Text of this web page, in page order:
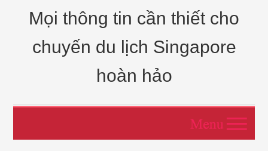
Mọi thông tin cần thiết cho
chuyến du lịch Singapore
hoàn hảo